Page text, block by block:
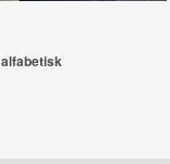
alfabetisk